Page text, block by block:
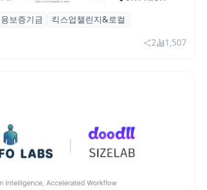
‘킥스업 챌린지&로컬’ 참
보증기금
킥스업챌린지&로컬
2 1,507